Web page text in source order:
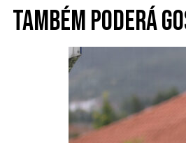
Também poderá